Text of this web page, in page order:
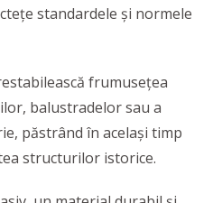
standardele și normele
frumusețea
balustradelor sau a
păstrând în același timp
structurilor istorice.